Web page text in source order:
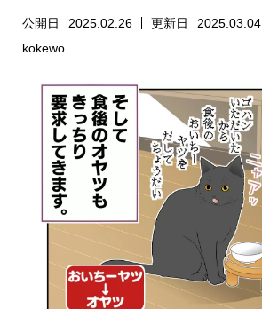
公開日 2025.02.26 更新日
2025.03.04
kokewo